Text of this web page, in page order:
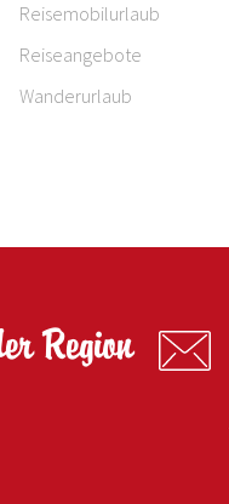
Reisemobilurlaub
Reiseangebote
Wanderurlaub
Region